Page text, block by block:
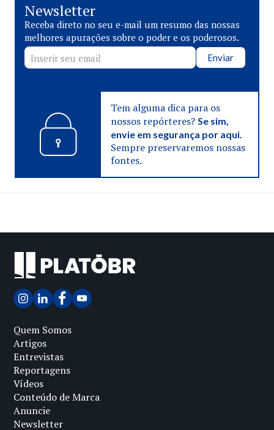
Newsletter
Receba direto no seu e-mail um resumo das nossas
melhores apurações sobre o poder e os poderosos.
Enviar
Tem alguma dica para os
nossos repórteres? Se sim,
envie em segurança por aqui.
Sempre preservaremos nossas
fontes.
Quem Somos
Artigos
Entrevistas
Reportagens
Vídeos
Conteúdo de Marca
Anuncie
Newsletter